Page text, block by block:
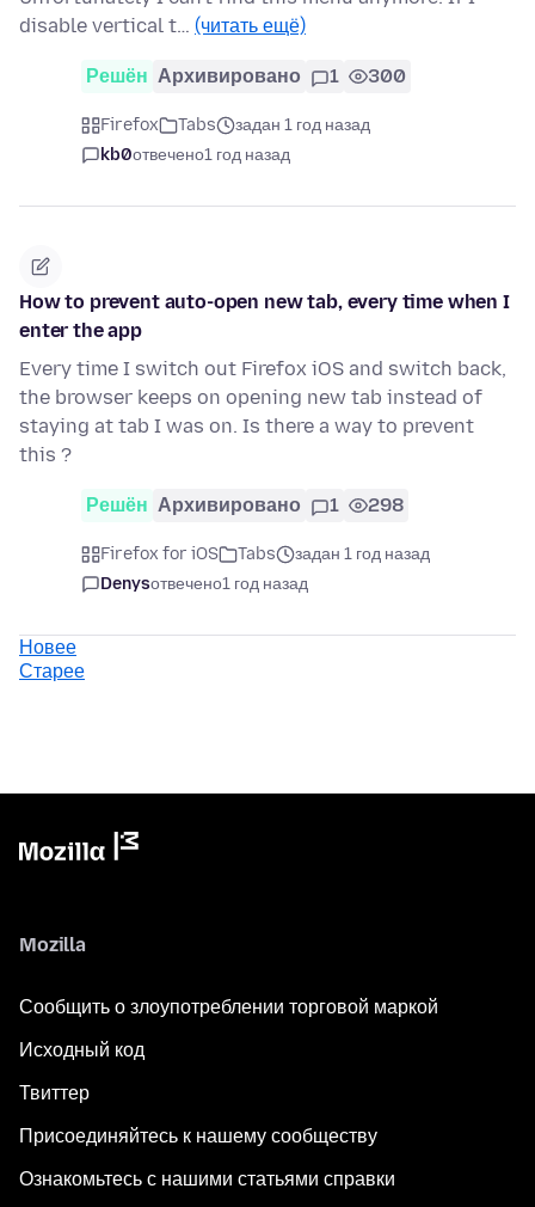
disable vertical t… (читать ещё)
Решён Архивировано 1 300
Firefox Tabs
задан 1 год назад
kb0отвечено1 год назад
How to prevent auto-open new tab, every time when I
enter the app
Every time I switch out Firefox iOS and switch back,
the browser keeps on opening new tab instead of
staying at tab I was on. Is there a way to prevent
this ?
Решён Архивировано 1 298
Firefox for iOS Tabs
задан 1 год назад
Denysотвечено1 год назад
Новее
Старее
Mozilla
Сообщить о злоупотреблении торговой маркой
Исходный код
Твиттер
Присоединяйтесь к нашему сообществу
Ознакомьтесь с нашими статьями справки